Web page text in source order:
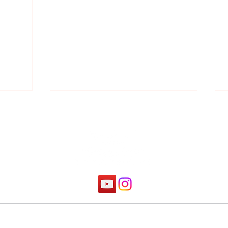
מכינת העמ"ק - לזכרם, אוקטובר 2025